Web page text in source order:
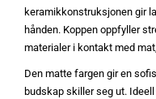
keramikkonstruksjonen gir
hånden. Koppen oppfyller
materialer i kontakt med
Den matte fargen gir en
budskap skiller seg ut.